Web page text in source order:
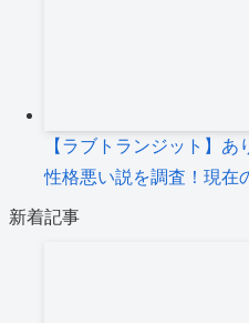
【ラブトランジット】
性格悪い説を調査！現在
新着記事